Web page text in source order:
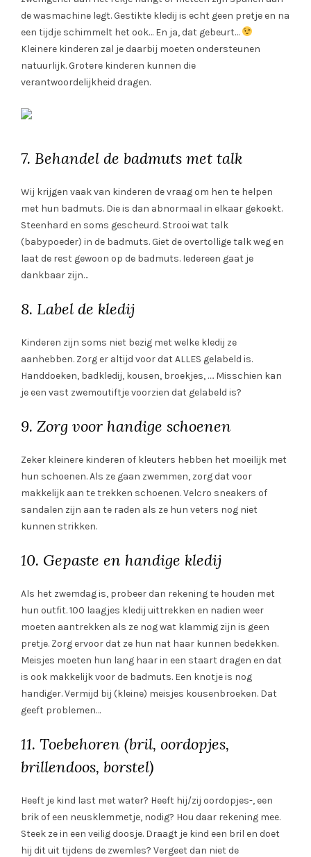
de wasmachine legt. Gestikte kledij is echt geen pretje en na
een tijdje schimmelt het ook… En ja, dat gebeurt…
Kleinere kinderen zal je daarbij moeten ondersteunen
natuurlijk. Grotere kinderen kunnen die
verantwoordelijkheid dragen.
7. Behandel de badmuts met talk
Wij krijgen vaak van kinderen de vraag om hen te helpen
met hun badmuts. Die is dan abnormaal in elkaar gekoekt.
Steenhard en soms gescheurd. Strooi wat talk
(babypoeder) in de badmuts. Giet de overtollige talk weg en
laat de rest gewoon op de badmuts. Iedereen gaat je
dankbaar zijn…
8. Label de kledij
Kinderen zijn soms niet bezig met welke kledij ze
aanhebben. Zorg er altijd voor dat ALLES gelabeld is.
Handdoeken, badkledij, kousen, broekjes, …. Misschien kan
je een vast zwemoutiftje voorzien dat gelabeld is?
9. Zorg voor handige schoenen
Zeker kleinere kinderen of kleuters hebben het moeilijk met
hun schoenen. Als ze gaan zwemmen, zorg dat voor
makkelijk aan te trekken schoenen. Velcro sneakers of
sandalen zijn aan te raden als ze hun veters nog niet
kunnen strikken.
10. Gepaste en handige kledij
Als het zwemdag is, probeer dan rekening te houden met
hun outfit. 100 laagjes kledij uittrekken en nadien weer
moeten aantrekken als ze nog wat klammig zijn is geen
pretje. Zorg ervoor dat ze hun nat haar kunnen bedekken.
Meisjes moeten hun lang haar in een staart dragen en dat
is ook makkelijk voor de badmuts. Een knotje is nog
handiger. Vermijd bij (kleine) meisjes kousenbroeken. Dat
geeft problemen…
11. Toebehoren (bril, oordopjes,
brillendoos, borstel)
Heeft je kind last met water? Heeft hij/zij oordopjes-, een
brik of een neusklemmetje, nodig? Hou daar rekening mee.
Steek ze in een veilig doosje. Draagt je kind een bril en doet
hij dit uit tijdens de zwemles? Vergeet dan niet de